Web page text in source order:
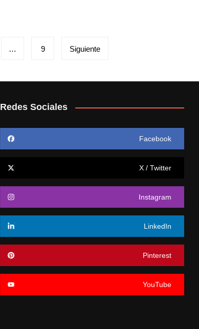
… 9 Siguiente
Redes Sociales
Facebook
X / Twitter
Instagram
LinkedIn
Pinterest
YouTube